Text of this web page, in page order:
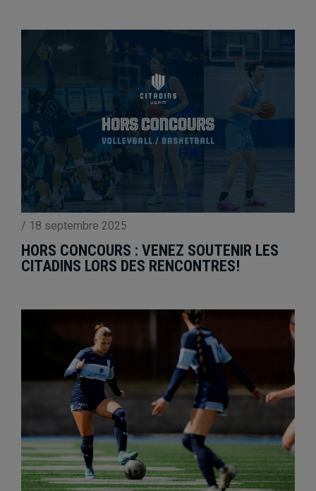
/ 18 septembre 2025
HORS CONCOURS : VENEZ SOUTENIR LES
CITADINS LORS DES RENCONTRES!